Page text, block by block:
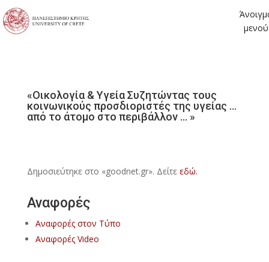
μενού
«Οικολογία & Υγεία Συζητώντας τους
κοινωνικούς προσδιοριστές της υγείας …
από το άτομο στο περιβάλλον … »
Δημοσιεύτηκε στο «goodnet.gr». Δείτε εδώ.
Αναφορές
Αναφορές στον Τύπο
Αναφορές Video